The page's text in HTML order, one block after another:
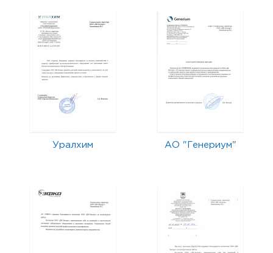
Уралхим АО "Генериум"